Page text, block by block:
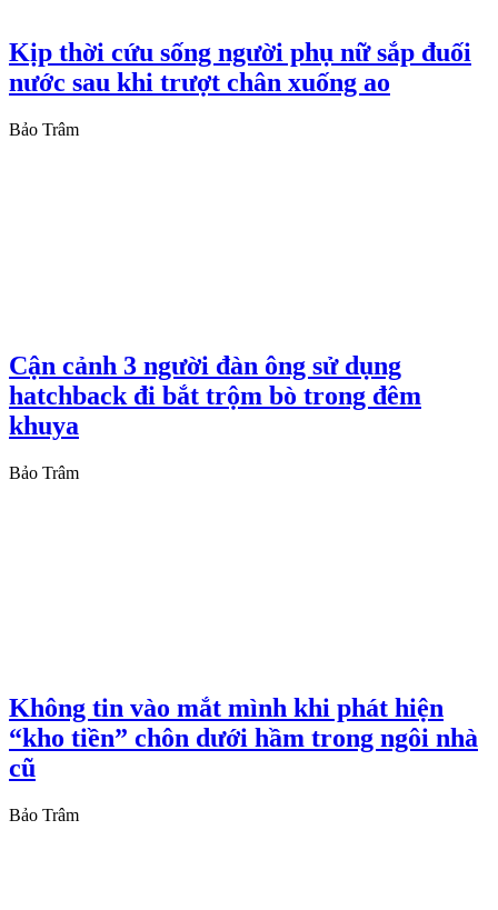
Kịp thời cứu sống người phụ nữ sắp đuối
nước sau khi trượt chân xuống ao
Bảo Trâm
Cận cảnh 3 người đàn ông sử dụng
hatchback đi bắt trộm bò trong đêm
khuya
Bảo Trâm
Không tin vào mắt mình khi phát hiện
“kho tiền” chôn dưới hầm trong ngôi nhà
cũ
Bảo Trâm